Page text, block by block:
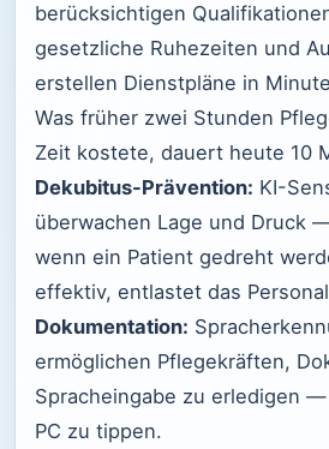
berücksichtigen
gesetzliche Ruhezeiten und
erstellen Dienstpläne in
Was früher zwei Stunden
Zeit kostete, dauert heute 10
Dekubitus-Prävention: KI-
überwachen Lage und Druck
wenn ein Patient gedreht
effektiv, entlastet das
Dokumentation:
ermöglichen Pflegekräften,
Spracheingabe zu erledigen
PC zu tippen.